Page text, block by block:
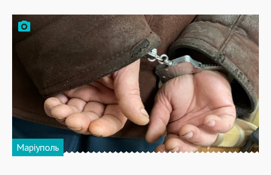
Маріуполь